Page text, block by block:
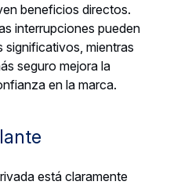
beneficios directos.
interrupciones pueden
significativos, mientras
seguro mejora la
en la marca.
está claramente